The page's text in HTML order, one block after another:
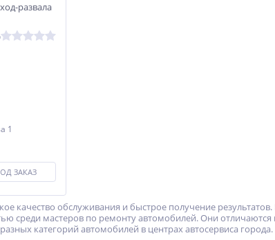
развала
1
ЗАКАЗ
качество обслуживания и быстрое получение
среди мастеров по ремонту автомобилей. Они
категорий автомобилей в центрах автосервиса города.